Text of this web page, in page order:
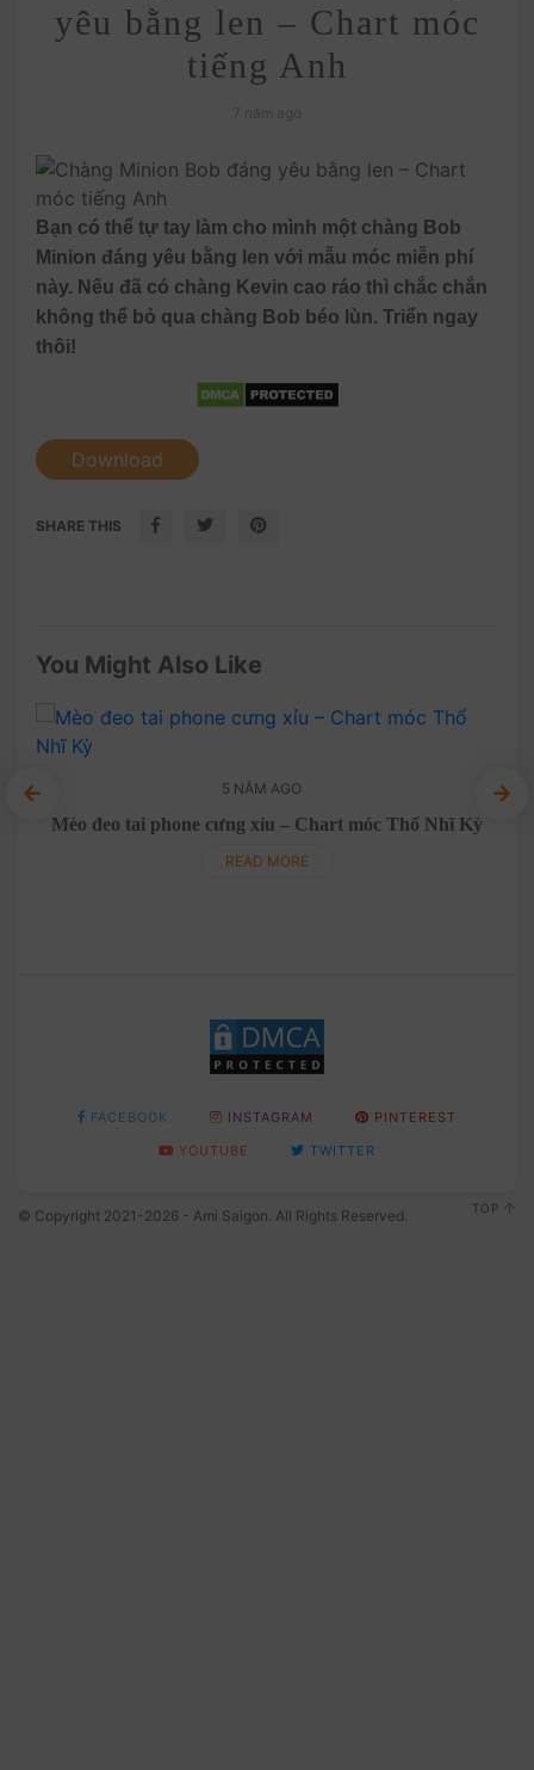
yêu bằng len – Chart móc
tiếng Anh
Bạn có thể tự tay làm cho mình một chàng Bob
Minion đáng yêu bằng len với mẫu móc miễn phí
này. Nếu đã có chàng Kevin cao ráo thì chắc chắn
không thể bỏ qua chàng Bob béo lùn. Triển ngay
thôi!
Download
SHARE THIS
You Might Also Like
5 NĂM AGO
Mèo đeo tai phone cưng xỉu – Chart móc Thổ Nhĩ Kỳ
READ MORE
FACEBOOK INSTAGRAM
PINTEREST
YOUTUBE
TWITTER
© Copyright 2021-2026 - Ami Saigon. All Rights Reserved. TOP